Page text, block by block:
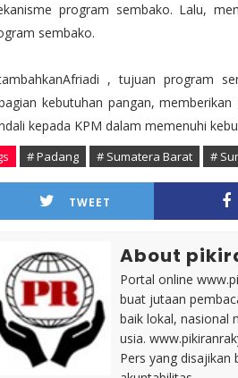
program sembako. Lalu,
sembako.
, tujuan program
kebutuhan pangan,
kepada KPM dalam memenuhi
# Padang # Sumatera Barat #
TWEET
About
Portal online
buat jutaan
baik lokal, nasional
usia.
Pers yang disajikan